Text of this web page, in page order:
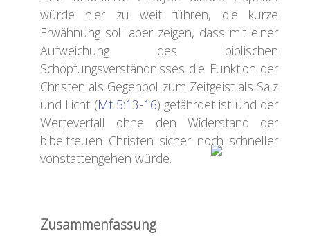
würde hier zu weit führen, die kurze
Erwähnung soll aber zeigen, dass mit einer
Aufweichung des biblischen
Schöpfungsverständnisses die Funktion der
Christen als Gegenpol zum Zeitgeist als Salz
und Licht (Mt 5:13-16) gefährdet ist und der
Werteverfall ohne den Widerstand der
bibeltreuen Christen sicher noch schneller
vonstattengehen würde.
Zusammenfassung